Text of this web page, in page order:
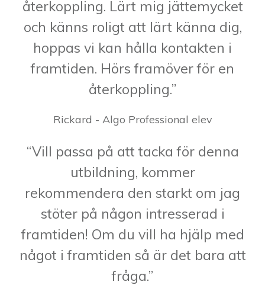
återkoppling. Lärt mig jättemycket
och känns roligt att lärt känna dig,
hoppas vi kan hålla kontakten i
framtiden. Hörs framöver för en
återkoppling.”
Rickard - Algo Professional elev
“Vill passa på att tacka för denna
utbildning, kommer
rekommendera den starkt om jag
stöter på någon intresserad i
framtiden! Om du vill ha hjälp med
något i framtiden så är det bara att
fråga.”